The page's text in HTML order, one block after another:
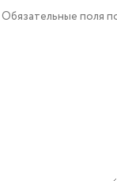
Обязательные поля